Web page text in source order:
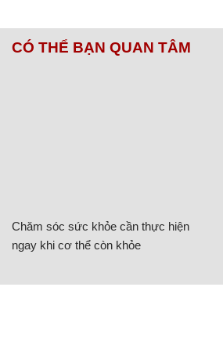
CÓ THỂ BẠN QUAN TÂM
Chăm sóc sức khỏe cần thực hiện
ngay khi cơ thể còn khỏe